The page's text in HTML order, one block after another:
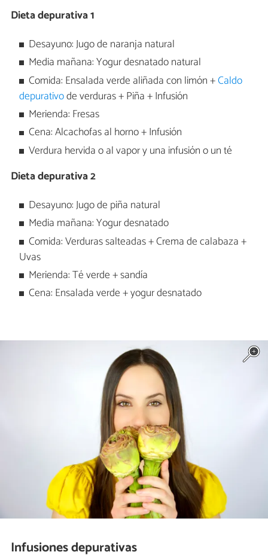
Dieta depurativa 1
Desayuno: Jugo de naranja natural
Media mañana: Yogur desnatado natural
Comida: Ensalada verde aliñada con limón +Caldo
depurativode verduras + Piña + Infusión
Merienda: Fresas
Cena: Alcachofas al horno + Infusión
Verdura hervida o al vapor y una infusión o un té
Dieta depurativa 2
Desayuno: Jugo de piña natural
Media mañana: Yogur desnatado
Comida: Verduras salteadas + Crema de calabaza +
Uvas
Merienda: Té verde + sandía
Cena: Ensalada verde + yogur desnatado
Infusiones depurativas